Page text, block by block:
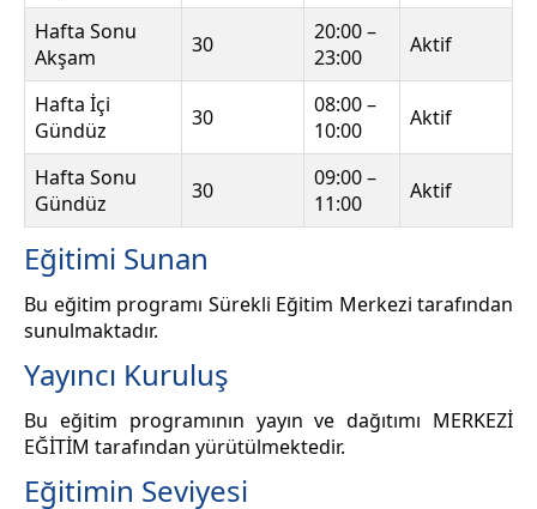
Hafta Sonu
Akşam
30
20:00 –
23:00
Aktif
Hafta İçi
Gündüz
30
08:00 –
10:00
Aktif
Hafta Sonu
Gündüz
30
09:00 –
11:00
Aktif
Eğitimi Sunan
Bu eğitim programı Sürekli Eğitim Merkezi tarafından
sunulmaktadır.
Yayıncı Kuruluş
Bu eğitim programının yayın ve dağıtımı MERKEZİ
EĞİTİM tarafından yürütülmektedir.
Eğitimin Seviyesi